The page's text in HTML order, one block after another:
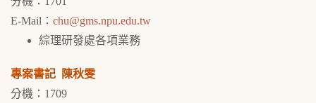
E-Mail： chu@gms.npu.edu.tw
綜理研發處各項業務
專案書記 陳秋雯
分機：1709